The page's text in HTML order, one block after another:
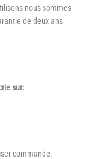
nous sommes
de deux ans
sur:
commande.